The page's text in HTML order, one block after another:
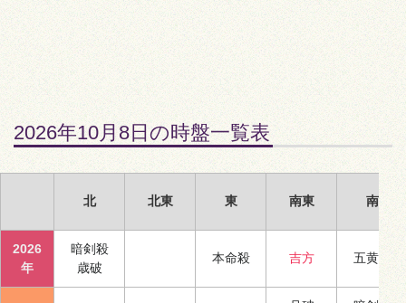
2026年10月8日の時盤一覧表
北 北東 東 南東 南
2026
年
暗剣殺
歳破
本命殺 吉方 五黄殺